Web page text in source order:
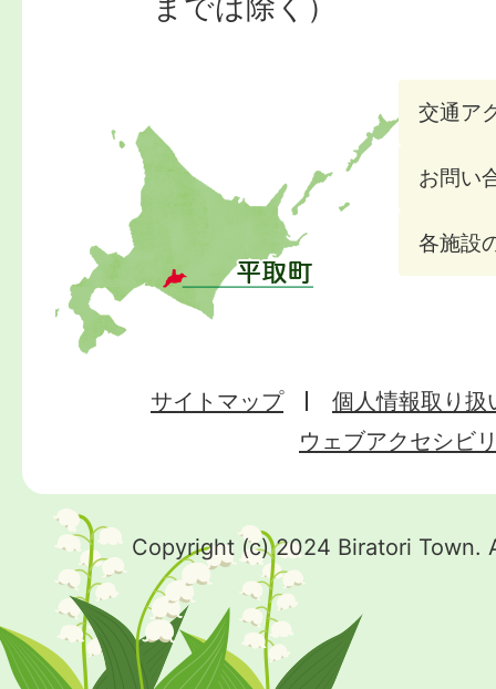
交通ア
お問い
各施設
サイトマップ
個人情報取り扱
ウェブアクセシビ
Copyright (c) 2024 Biratori Town.